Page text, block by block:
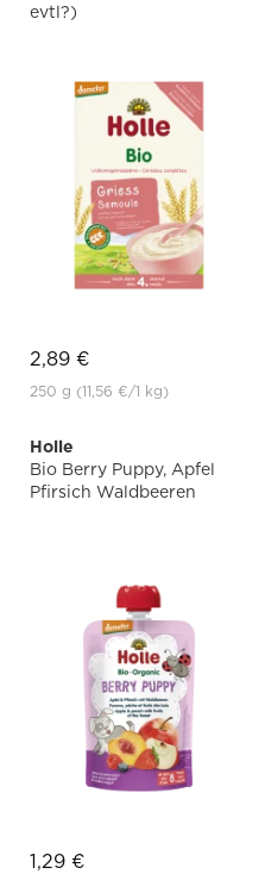
evtl?)
2,89 €
250 g (11,56 €/1 kg)
Holle
Bio Berry Puppy, Apfel
Pfirsich Waldbeeren
1,29 €